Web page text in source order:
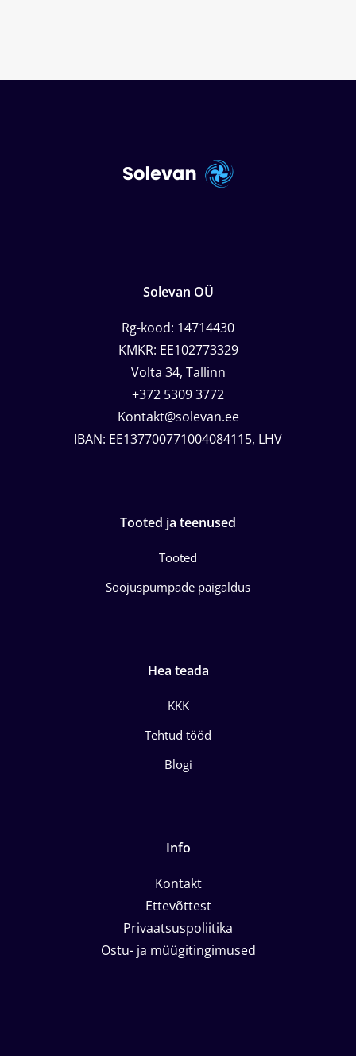
Solevan OÜ
Rg-kood: 14714430
KMKR: EE102773329
Volta 34, Tallinn
+372 5309 3772
Kontakt@solevan.ee
IBAN: EE137700771004084115, LHV
Tooted ja teenused
Tooted
Soojuspumpade paigaldus
Hea teada
KKK
Tehtud tööd
Blogi
Info
Kontakt
Ettevõttest
Privaatsuspoliitika
Ostu- ja müügitingimused